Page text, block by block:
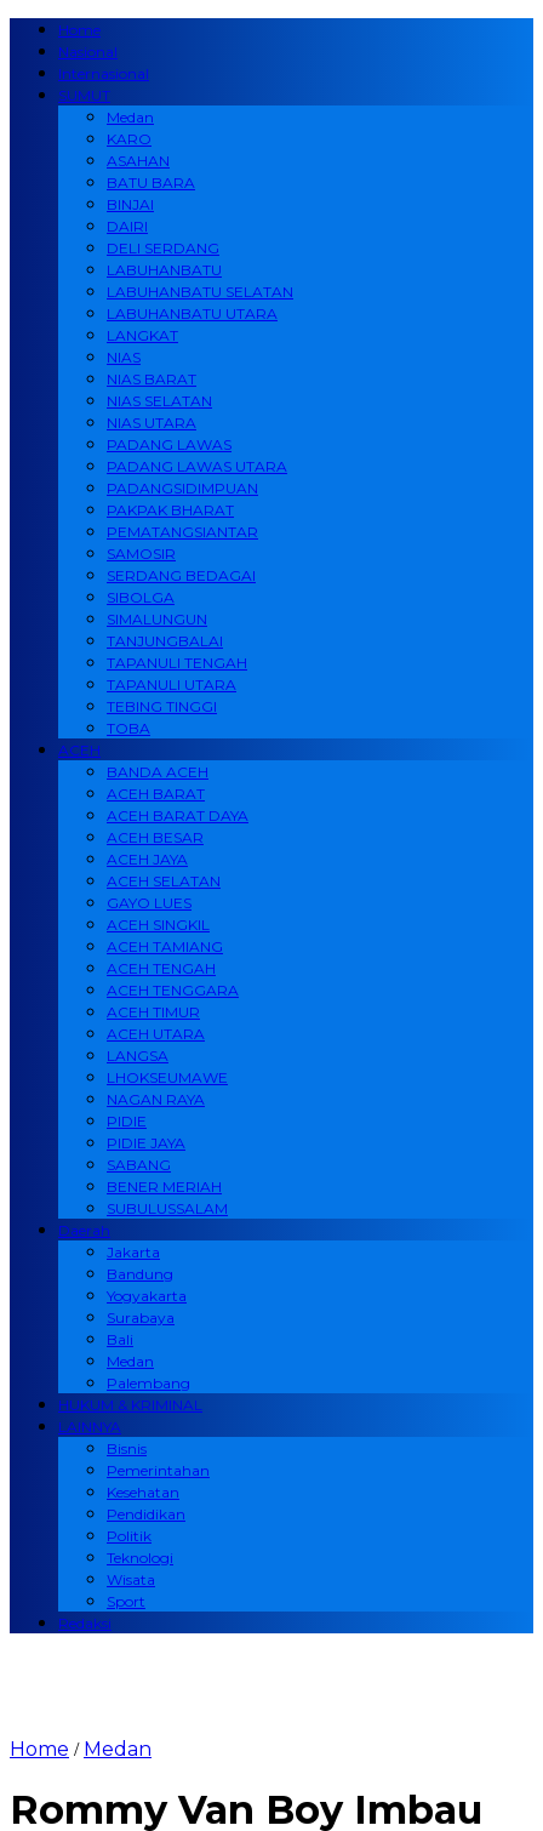
Home
Nasional
Internasional
SUMUT
Medan
KARO
ASAHAN
BATU BARA
BINJAI
DAIRI
DELI SERDANG
LABUHANBATU
LABUHANBATU SELATAN
LABUHANBATU UTARA
LANGKAT
NIAS
NIAS BARAT
NIAS SELATAN
NIAS UTARA
PADANG LAWAS
PADANG LAWAS UTARA
PADANGSIDIMPUAN
PAKPAK BHARAT
PEMATANGSIANTAR
SAMOSIR
SERDANG BEDAGAI
SIBOLGA
SIMALUNGUN
TANJUNGBALAI
TAPANULI TENGAH
TAPANULI UTARA
TEBING TINGGI
TOBA
ACEH
BANDA ACEH
ACEH BARAT
ACEH BARAT DAYA
ACEH BESAR
ACEH JAYA
ACEH SELATAN
GAYO LUES
ACEH SINGKIL
ACEH TAMIANG
ACEH TENGAH
ACEH TENGGARA
ACEH TIMUR
ACEH UTARA
LANGSA
LHOKSEUMAWE
NAGAN RAYA
PIDIE
PIDIE JAYA
SABANG
BENER MERIAH
SUBULUSSALAM
Daerah
Jakarta
Bandung
Yogyakarta
Surabaya
Bali
Medan
Palembang
HUKUM & KRIMINAL
LAINNYA
Bisnis
Pemerintahan
Kesehatan
Pendidikan
Politik
Teknologi
Wisata
Sport
Redaksi
Home / Medan
Rommy Van Boy Imbau